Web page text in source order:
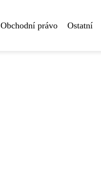
Obchodní právo Ostatní